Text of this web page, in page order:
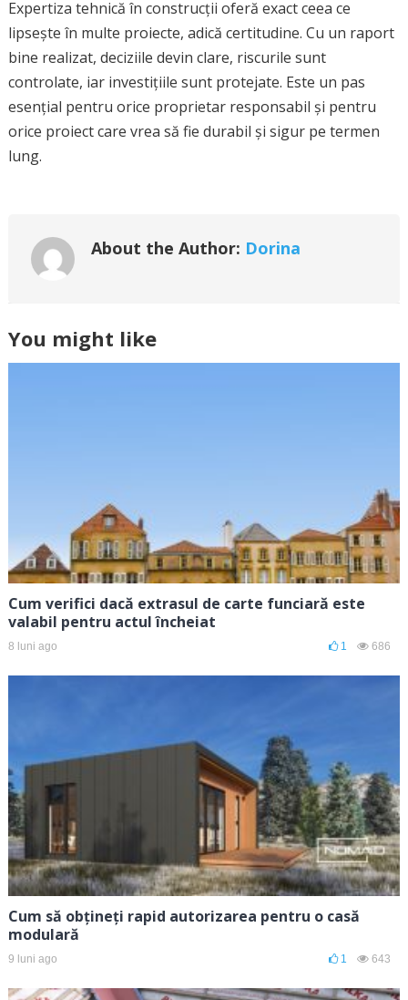
Expertiza tehnică în construcții oferă exact ceea ce
lipsește în multe proiecte, adică certitudine. Cu un raport
bine realizat, deciziile devin clare, riscurile sunt
controlate, iar investițiile sunt protejate. Este un pas
esențial pentru orice proprietar responsabil și pentru
orice proiect care vrea să fie durabil și sigur pe termen
lung.
About the Author: Dorina
You might like
Cum verifici dacă extrasul de carte funciară este
valabil pentru actul încheiat
8 luni ago 1 686
Cum să obțineți rapid autorizarea pentru o casă
modulară
9 luni ago 1 643